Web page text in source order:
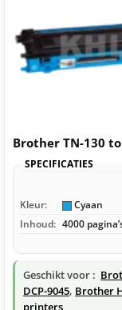
Brother TN-130
SPECIFICATIES
Kleur: Cyaan
Inhoud: 4000
Geschikt voor :
DCP-9045, Brother
printers